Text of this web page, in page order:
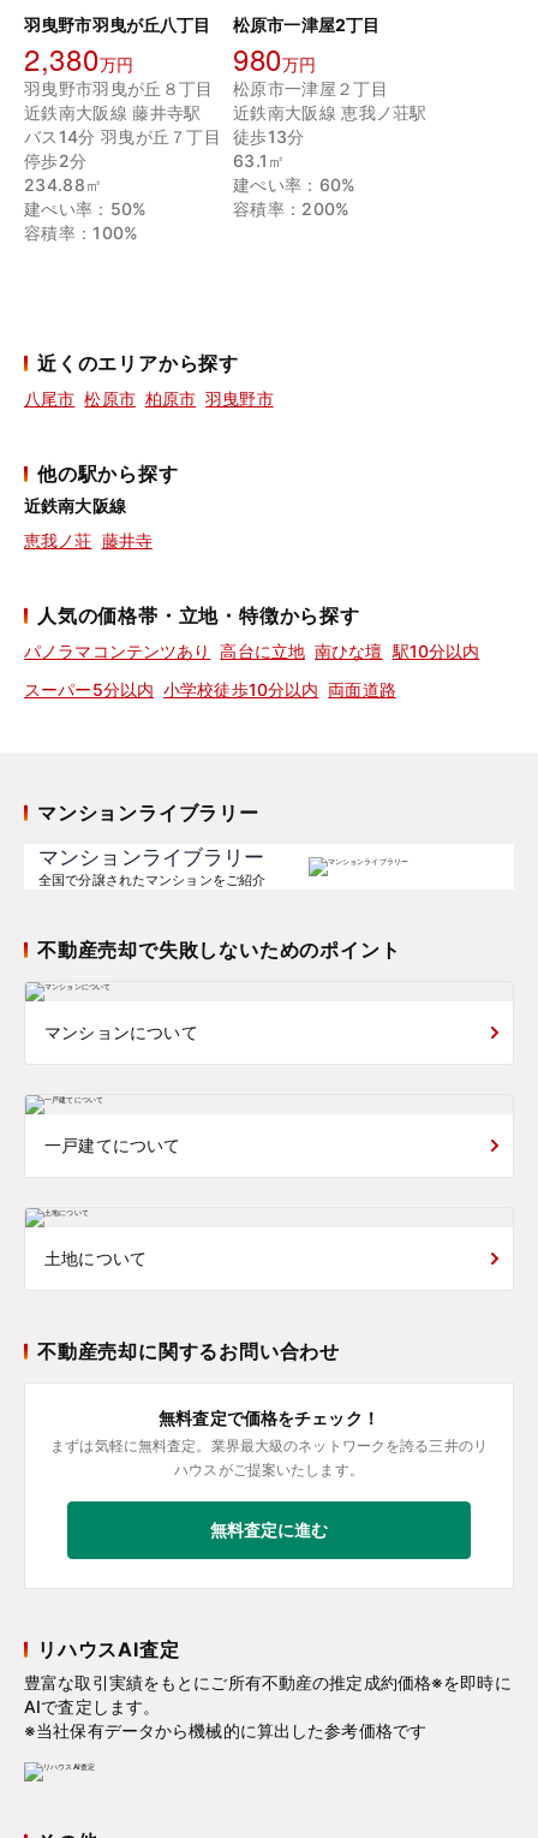
羽曳野市羽曳が丘八丁目
2,380万円
羽曳野市羽曳が丘８丁目
近鉄南大阪線 藤井寺駅
バス14分 羽曳が丘７丁目
停歩2分
234.88㎡
建ぺい率：50%
容積率：100%
松原市一津屋2丁目
980万円
松原市一津屋２丁目
近鉄南大阪線 恵我ノ荘駅
徒歩13分
63.1㎡
建ぺい率：60%
容積率：200%
近くのエリアから探す
八尾市 松原市 柏原市 羽曳野市
他の駅から探す
近鉄南大阪線
恵我ノ荘 藤井寺
人気の価格帯・立地・特徴から探す
パノラマコンテンツあり 高台に立地 南ひな壇 駅10分以内
スーパー5分以内 小学校徒歩10分以内 両面道路
マンションライブラリー
マンションライブラリー
全国で分譲されたマンションをご紹介
不動産売却で失敗しないためのポイント
マンションについて
一戸建てについて
土地について
不動産売却に関するお問い合わせ
無料査定で価格をチェック！
まずは気軽に無料査定。業界最大級のネットワークを誇る三井のリ
ハウスがご提案いたします。
無料査定に進む
リハウスAI査定
豊富な取引実績をもとにご所有不動産の推定成約価格※を即時に
AIで査定します。
※当社保有データから機械的に算出した参考価格です